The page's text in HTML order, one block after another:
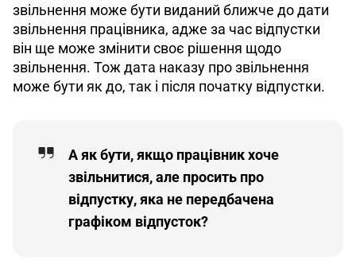
звільнення може бути виданий ближче до дати
звільнення працівника, адже за час відпустки
він ще може змінити своє рішення щодо
звільнення. Тож дата наказу про звільнення
може бути як до, так і після початку відпустки.
А як бути, якщо працівник хоче
звільнитися, але просить про
відпустку, яка не передбачена
графіком відпусток?